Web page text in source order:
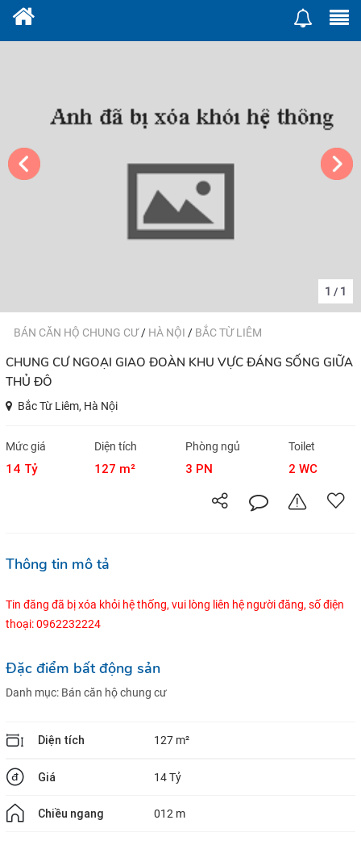
1 / 1
BÁN CĂN HỘ CHUNG CƯ/ HÀ NỘI / BẮC TỪ LIÊM
CHUNG CƯ NGOẠI GIAO ĐOÀN KHU VỰC ĐÁNG SỐNG GIỮA
THỦ ĐÔ
Bắc Từ Liêm, Hà Nội
Mức giá
14 Tỷ
Diện tích
127 m²
Phòng ngủ
3 PN
Toilet
2 WC
Thông tin mô tả
Tin đăng đã bị xóa khỏi hệ thống, vui lòng liên hệ người đăng, số điện
thoại: 0962232224
Đặc điểm bất động sản
Danh mục: Bán căn hộ chung cư
Diện tích 127 m²
Giá 14 Tỷ
Chiều ngang 012 m